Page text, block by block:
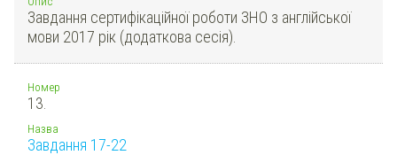
Завдання сертифікаційної роботи ЗНО з англійської
мови 2017 рік (додаткова сесія).
Номер
13.
Назва
Завдання 17-22